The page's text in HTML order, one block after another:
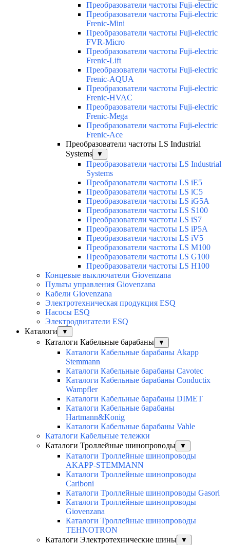
Преобразователи частоты Fuji-electric
Преобразователи частоты Fuji-electric
Frenic-Mini
Преобразователи частоты Fuji-electric
FVR-Micro
Преобразователи частоты Fuji-electric
Frenic-Lift
Преобразователи частоты Fuji-electric
Frenic-AQUA
Преобразователи частоты Fuji-electric
Frenic-HVAC
Преобразователи частоты Fuji-electric
Frenic-Mega
Преобразователи частоты Fuji-electric
Frenic-Ace
Преобразователи частоты LS Industrial
Systems
▼
Преобразователи частоты LS Industrial
Systems
Преобразователи частоты LS iE5
Преобразователи частоты LS iC5
Преобразователи частоты LS iG5A
Преобразователи частоты LS S100
Преобразователи частоты LS iS7
Преобразователи частоты LS iP5A
Преобразователи частоты LS iV5
Преобразователи частоты LS M100
Преобразователи частоты LS G100
Преобразователи частоты LS H100
Концевые выключатели Giovenzana
Пульты управления Giovenzana
Кабели Giovenzana
Электротехническая продукция ESQ
Насосы ESQ
Электродвигатели ESQ
Каталоги
▼
Каталоги Кабельные барабаны ▼
Каталоги Кабельные барабаны Akapp
Stemmann
Каталоги Кабельные барабаны Cavotec
Каталоги Кабельные барабаны Conductix
Wampfler
Каталоги Кабельные барабаны DIMET
Каталоги Кабельные барабаны
Hartmann&Konig
Каталоги Кабельные барабаны Vahle
Каталоги Кабельные тележки
Каталоги Троллейные шинопроводы
▼
Каталоги Троллейные шинопроводы
AKAPP-STEMMANN
Каталоги Троллейные шинопроводы
Cariboni
Каталоги Троллейные шинопроводы Gasori
Каталоги Троллейные шинопроводы
Giovenzana
Каталоги Троллейные шинопроводы
TEHNOTRON
Каталоги Электротехнические шины
▼